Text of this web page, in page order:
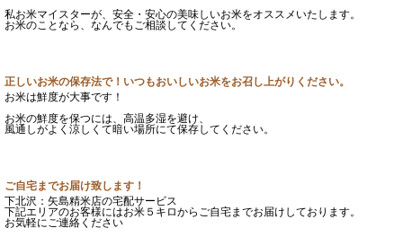
私お米マイスターが、安全・安心の美味しいお米をオススメいたします。
お米のことなら、なんでもご相談してください。
正しいお米の保存法で！いつもおいしいお米をお召し上がりください。
お米は鮮度が大事です！
お米の鮮度を保つには、高温多湿を避け、
風通しがよく涼しくて暗い場所にて保存してください。
ご自宅までお届け致します！
下北沢：矢島精米店の宅配サービス
下記エリアのお客様にはお米５キロからご自宅までお届けしております。
お気軽にご連絡ください